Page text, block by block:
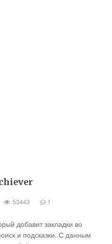
53443 1
добавит закладки во
и подсказки. С данным